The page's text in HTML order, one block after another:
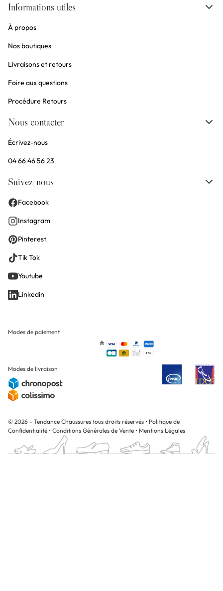
Informations utiles
À propos
Nos boutiques
Livraisons et retours
Foire aux questions
Procédure Retours
Nous contacter
Écrivez-nous
04 66 46 56 23
Suivez-nous
Facebook
Instagram
Pinterest
Tik Tok
Youtube
Linkedin
Modes de paiement
Modes de livraison
© 2026 - Tendance Chaussures tous droits réservés • Politique de
Confidentialité • Conditions Générales de Vente • Mentions Légales